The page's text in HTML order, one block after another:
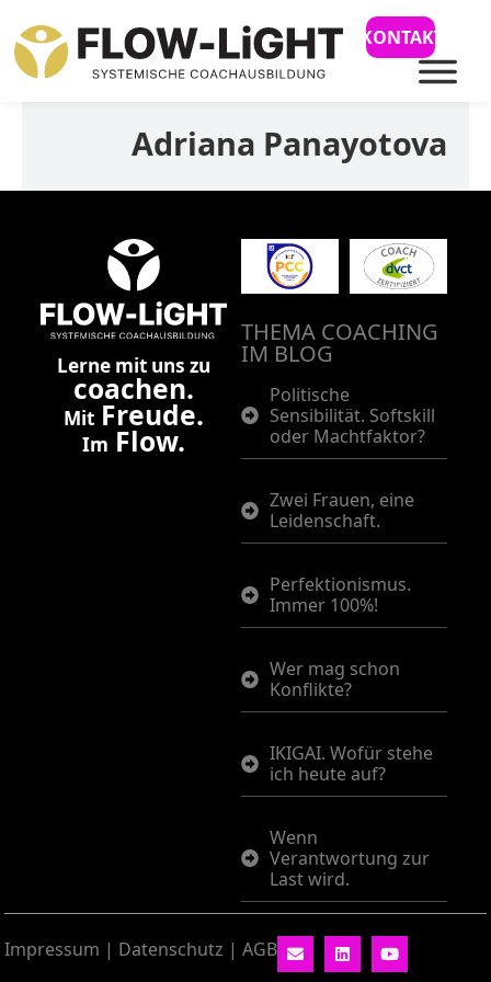
KONTAKT
Adriana Panayotova
THEMA COACHING
IM BLOG
Politische
Sensibilität. Softskill
oder Machtfaktor?
Zwei Frauen, eine
Leidenschaft.
Perfektionismus.
Immer 100%!
Wer mag schon
Konflikte?
IKIGAI. Wofür stehe
ich heute auf?
Wenn
Verantwortung zur
Last wird.
Lerne mit uns zu
coachen.
Mit Freude.
Im Flow.
Impressum | Datenschutz |AGB